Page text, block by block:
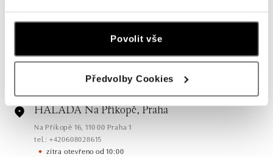
Povolit vše
Předvolby Cookies
HALADA Pařížská, Praha
tel.: +420724986111
zítra otevřeno od 11:00
HALADA Na Příkopě, Praha
Na Příkopě 16, 110 00 Praha 1
tel.: +420608028615
zítra otevřeno od 10:00